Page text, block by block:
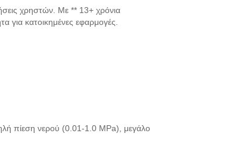
χρηστών. Με ** 13+ χρόνια
για κατοικημένες εφαρμογές.
πίεση νερού (0.01-1.0 MPa), μεγάλο